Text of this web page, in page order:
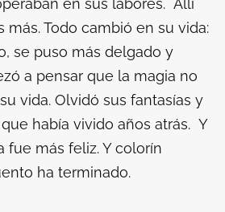
en sus labores. Allí
más. Todo cambió en su vida:
se puso más delgado y
a pensar que la magia no
vida. Olvidó sus fantasías y
había vivido años atrás. Y
fue más feliz. Y colorín
ha terminado.